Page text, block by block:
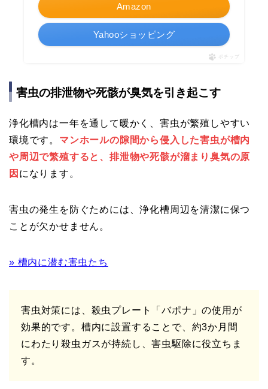
Amazon
Yahooショッピング
ポチップ
害虫の排泄物や死骸が臭気を引き起こす
浄化槽内は一年を通して暖かく、害虫が繁殖しやすい
環境です。 マンホールの隙間から侵入した害虫が槽内
や周辺で繁殖すると、排泄物や死骸が溜まり臭気の原
因 になります。
害虫の発生を防ぐためには、浄化槽周辺を清潔に保つ
ことが欠かせません。
» 槽内に潜む害虫たち
害虫対策には、殺虫プレート「バポナ」の使用が
効果的です。槽内に設置することで、約3か月間
にわたり殺虫ガスが持続し、害虫駆除に役立ちま
す。